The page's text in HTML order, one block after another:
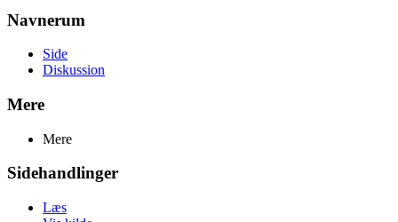
Navnerum
Side
Diskussion
Mere
Mere
Sidehandlinger
Læs